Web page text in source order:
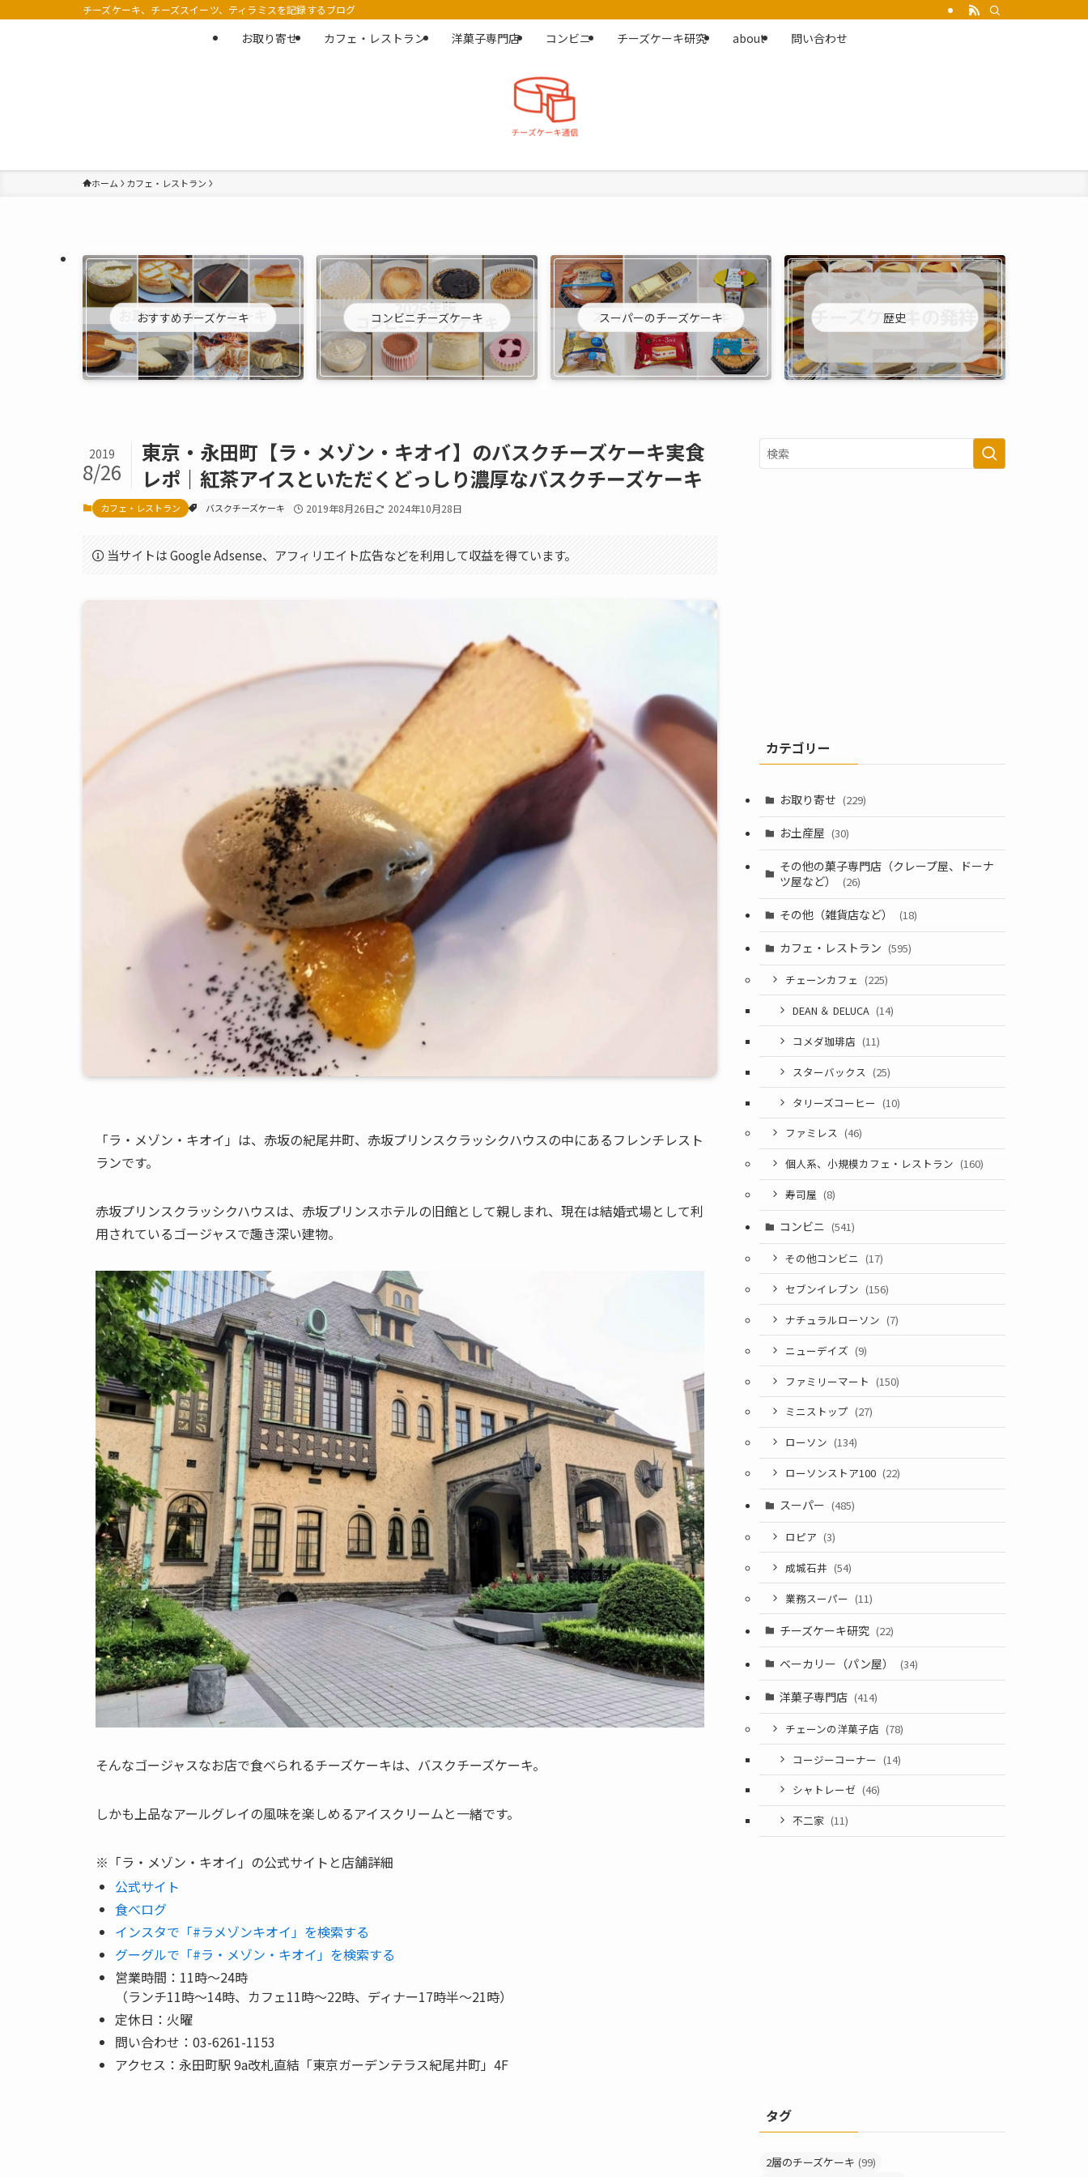
チーズケーキ、チーズスイーツ、ティラミスを記録するブログ
お取り寄せ カフェ・レストラン 洋菓子専門店 コンビニ チーズケーキ研究 about 問い合わせ
ホーム カフェ・レストラン
おすすめチーズケーキ コンビニチーズケーキ スーパーのチーズケーキ 歴史
東京・永田町【ラ・メゾン・キオイ】のバスクチーズケーキ実食
レポ｜紅茶アイスといただくどっしり濃厚なバスクチーズケーキ
2019
8/26
カフェ・レストラン バスクチーズケーキ 2019年8月26日 2024年10月28日
当サイトは Google Adsense、アフィリエイト広告などを利用して収益を得ています。
「ラ・メゾン・キオイ」は、赤坂の紀尾井町、赤坂プリンスクラッシクハウスの中にあるフレンチレスト
ランです。
赤坂プリンスクラッシクハウスは、赤坂プリンスホテルの旧館として親しまれ、現在は結婚式場として利
用されているゴージャスで趣き深い建物。
そんなゴージャスなお店で食べられるチーズケーキは、 バスクチーズケーキ。
しかも上品なアールグレイの風味を楽しめるアイスクリームと一緒です。
※「ラ・メゾン・キオイ」の公式サイトと店舗詳細
公式サイト
食べログ
インスタで「#ラメゾンキオイ」を検索する
グーグルで「#ラ・メゾン・キオイ」を検索する
営業時間：11時～24時
（ランチ11時～14時、カフェ11時～22時、ディナー17時半～21時）
定休日：火曜
問い合わせ：03-6261-1153
アクセス：永田町駅 9a改札直結「東京ガーデンテラス紀尾井町」4F
カテゴリー
お取り寄せ (229)
お土産屋 (30)
その他の菓子専門店（クレープ屋、ドーナ
ツ屋など）
(26)
その他（雑貨店など） (18)
カフェ・レストラン (595)
チェーンカフェ (225)
DEAN ＆ DELUCA (14)
コメダ珈琲店 (11)
スターバックス (25)
タリーズコーヒー (10)
ファミレス (46)
個人系、小規模カフェ・レストラン (160)
寿司屋 (8)
コンビニ (541)
その他コンビニ (17)
セブンイレブン (156)
ナチュラルローソン (7)
ニューデイズ (9)
ファミリーマート (150)
ミニストップ (27)
ローソン (134)
ローソンストア100 (22)
スーパー (485)
ロピア (3)
成城石井 (54)
業務スーパー (11)
チーズケーキ研究 (22)
ベーカリー（パン屋） (34)
洋菓子専門店 (414)
チェーンの洋菓子店 (78)
コージーコーナー (14)
シャトレーゼ (46)
不二家 (11)
タグ
2層のチーズケーキ (99)